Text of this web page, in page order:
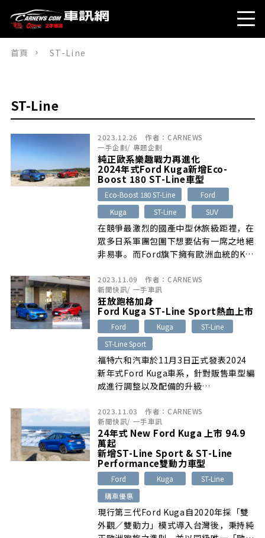
首頁 ST-Line
ST-Line
2023.12.26 作者： CARNEWS
一手企劃/ 專題企劃
純正歐系樂趣戰力再進化
2024年式Ford Kuga新增Eco-
Boost 180 ST-Line車型
Eco-Boost 180 ST-Line
Ford
Kuga
ST-Line SUV
在競爭最激烈的國產中型休旅級距裡，在
眾多日系軍團包圍下想要佔有一席之地絕
非易事。而Ford旗下擁有歐洲血統的K
2023.11.09 作者： CARNEWS
新聞快訊/ 一手車訊
狂放跑格加身
Ford Kuga ST-Line Sport熱血上市
Ford Kuga
ST-Line
ST-Line Sport
福特六和汽車於11月3日正式發表2024
新年式Ford Kuga車系，針對販售車型編
成進行調整以及配備的升級…
2023.11.03 作者： CARNEWS
新聞快訊/ 一手車訊
24年式 New Ford Kuga 上市 94.9
萬起
新增ST-Line Sport & ST-Line
Performance雙動力車型
Ford Kuga
ST-Line
購車優惠
現行第三代Ford Kuga自2020年採「雙
外觀／雙動力」模式導入台灣後，秉持純